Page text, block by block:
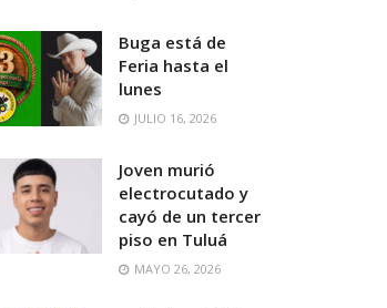
Buga está de
Feria hasta el
lunes
JULIO 16, 2026
Joven murió
electrocutado y
cayó de un tercer
piso en Tuluá
MAYO 26, 2026